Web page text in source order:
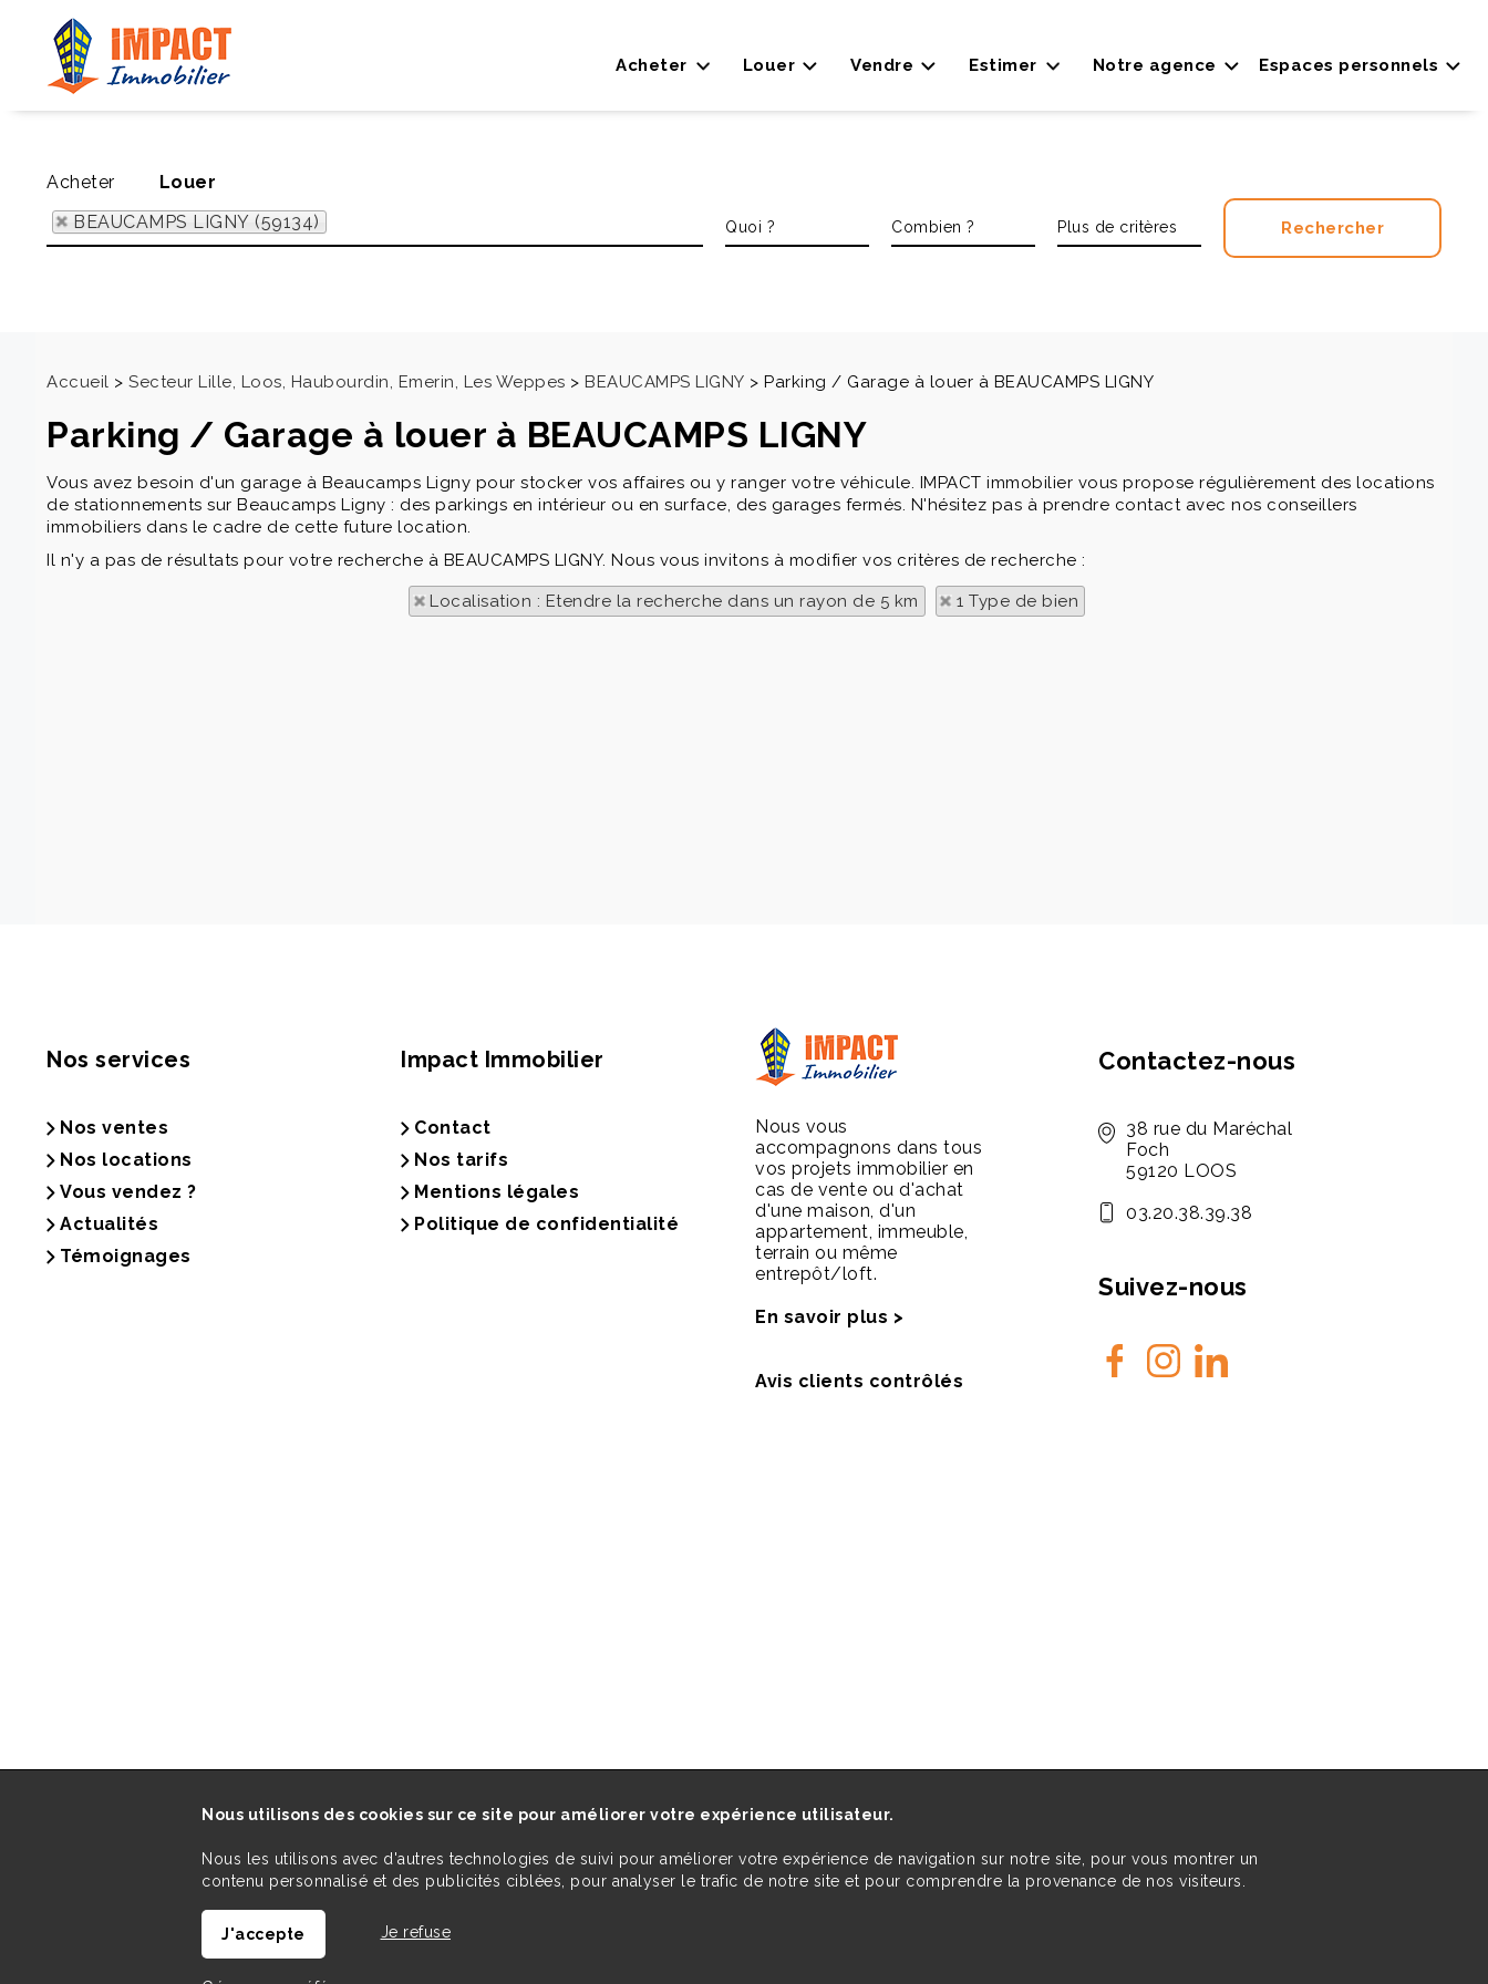
Espaces personnels
Acheter Louer Vendre Estimer Notre agence
Acheter
Louer
BEAUCAMPS LIGNY (59134)
Accueil > Secteur Lille, Loos, Haubourdin, Emerin, Les Weppes > BEAUCAMPS LIGNY > Parking / Garage à louer à BEAUCAMPS LIGNY
Parking / Garage à louer à BEAUCAMPS LIGNY
Vous avez besoin d'un garage à Beaucamps Ligny pour stocker vos affaires ou y ranger votre véhicule. IMPACT immobilier vous propose régulièrement des locations
de stationnements sur Beaucamps Ligny : des parkings en intérieur ou en surface, des garages fermés. N'hésitez pas à prendre contact avec nos conseillers
immobiliers dans le cadre de cette future location.
Il n'y a pas de résultats pour votre recherche à BEAUCAMPS LIGNY. Nous vous invitons à modifier vos critères de recherche :
Localisation : Etendre la recherche dans un rayon de 5 km 1 Type de bien
Nos services
Nos ventes
Nos locations
Vous vendez ?
Actualités
Témoignages
Impact Immobilier
Contact
Nos tarifs
Mentions légales
Politique de confidentialité
Nous vous
accompagnons dans tous
vos projets immobilier en
cas de vente ou d'achat
d'une maison, d'un
appartement, immeuble,
terrain ou même
entrepôt/loft.
En savoir plus >
Avis clients contrôlés
Contactez-nous
38 rue du Maréchal
Foch
59120 LOOS
03.20.38.39.38
Suivez-nous
Nous utilisons des cookies sur ce site pour améliorer votre expérience utilisateur.
Nous les utilisons avec d'autres technologies de suivi pour améliorer votre expérience de navigation sur notre site, pour vous montrer un
contenu personnalisé et des publicités ciblées, pour analyser le trafic de notre site et pour comprendre la provenance de nos visiteurs.
J'accepte Je refuse